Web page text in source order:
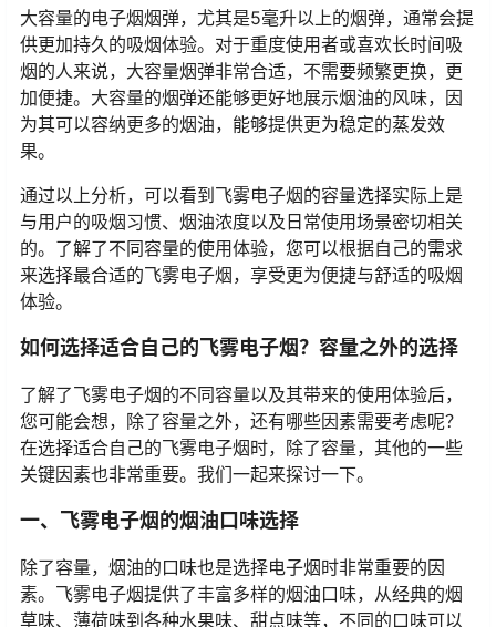
大容量（3毫升以上）
大容量的电子烟烟弹，尤其是5毫升以上的烟弹，通常会提
供更加持久的吸烟体验。对于重度使用者或喜欢长时间吸
烟的人来说，大容量烟弹非常合适，不需要频繁更换，更
加便捷。大容量的烟弹还能够更好地展示烟油的风味，因
果。
通过以上分析，可以看到飞雾电子烟的容量选择实际上是
与用户的吸烟习惯、烟油浓度以及日常使用场景密切相关
的。了解了不同容量的使用体验，您可以根据自己的需求
体验。
如何选择适合自己的飞雾电子烟？容量之外的选择
了解了飞雾电子烟的不同容量以及其带来的使用体验后，
您可能会想，除了容量之外，还有哪些因素需要考虑呢？
关键因素也非常重要。我们一起来探讨一下。
一、飞雾电子烟的烟油口味选择
除了容量，烟油的口味也是选择电子烟时非常重要的因